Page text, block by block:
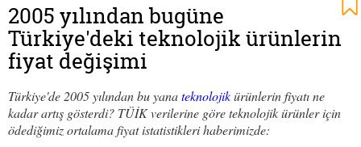
2005 yılından bugüne
Türkiye'deki teknolojik ürünlerin
fiyat değişimi
Türkiye'de 2005 yılından bu yanateknolojikürünlerin fiyatı ne
kadar artış gösterdi? TÜİK verilerine göre teknolojik ürünler için
ödediğimiz ortalama fiyat istatistikleri haberimizde: